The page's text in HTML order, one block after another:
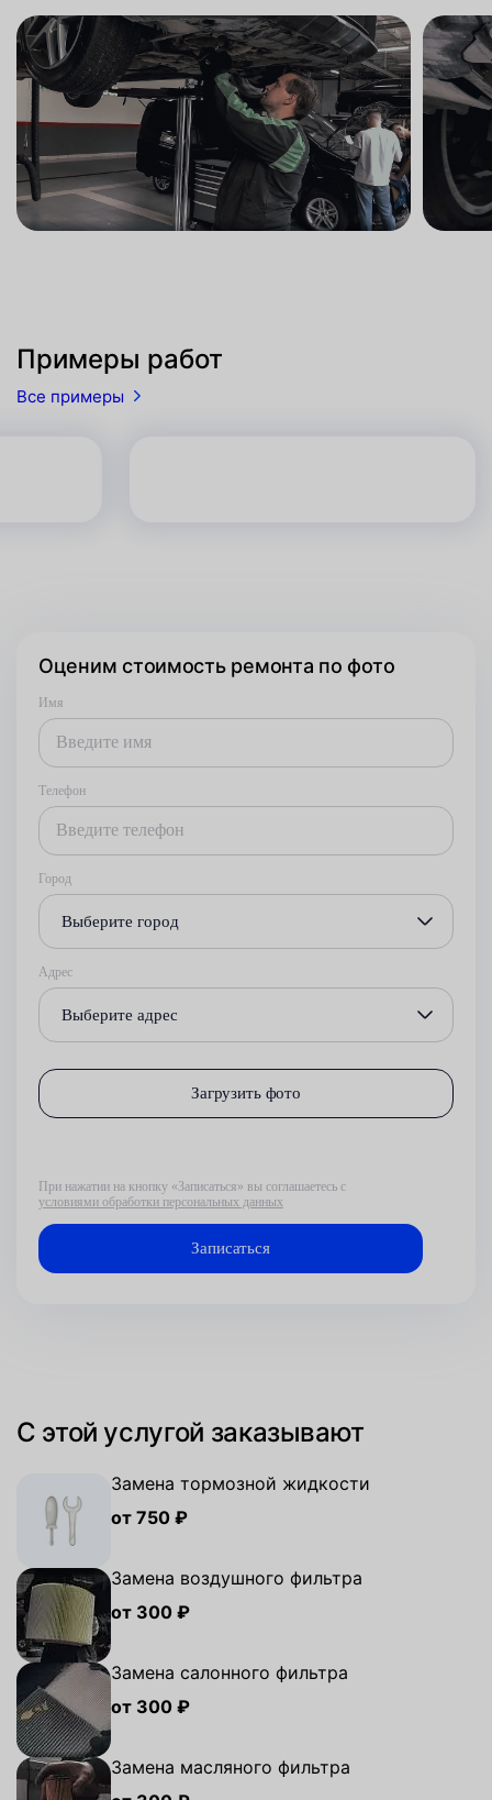
Примеры работ
Все примеры
Оценим стоимость ремонта по фото
Имя
Телефон
Город
Выберите город
Адрес
Выберите адрес
Загрузить фото
При нажатии на кнопку «Записаться» вы соглашаетесь с
условиями обработки персональных данных
С этой услугой заказывают
Замена тормозной жидкости
от 750 ₽
Замена воздушного фильтра
от 300 ₽
Замена салонного фильтра
от 300 ₽
Замена масляного фильтра